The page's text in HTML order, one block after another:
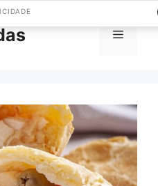
Menu